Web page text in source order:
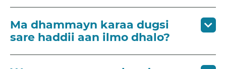
Ma dhammayn karaa dugsi
sare haddii aan ilmo dhalo?